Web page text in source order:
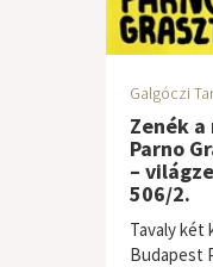
Galgóczi
Zenék
Parno
–
506/2.
Tavaly két
Budapest